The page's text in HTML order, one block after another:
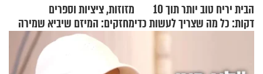
הבית יריח טוב יותר תוך 10
דקות: כל מה שצריך לעשות כדי
מזוזות, ציציות וספרים
מחזקים: המיזם שיביא שמירה
רוחנית לאלפי חיילי צה"ל